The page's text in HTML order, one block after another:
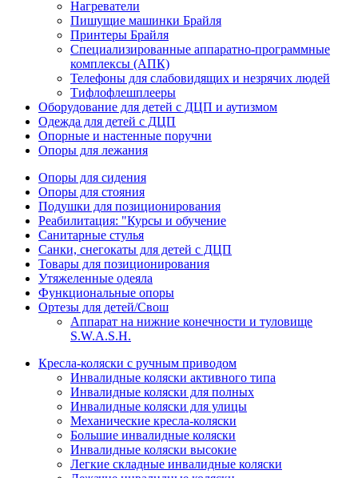
Нагреватели
Пишущие машинки Брайля
Принтеры Брайля
Специализированные аппаратно-программные
комплексы (АПК)
Телефоны для слабовидящих и незрячих людей
Тифлофлешплееры
Оборудование для детей с ДЦП и аутизмом
Одежда для детей с ДЦП
Опорные и настенные поручни
Опоры для лежания
Опоры для сидения
Опоры для стояния
Подушки для позиционирования
Реабилитация: "Курсы и обучение
Санитарные стулья
Санки, снегокаты для детей с ДЦП
Товары для позиционирования
Утяжеленные одеяла
Функциональные опоры
Ортезы для детей/Свош
Аппарат на нижние конечности и туловище
S.W.A.S.H.
Кресла-коляски с ручным приводом
Инвалидные коляски активного типа
Инвалидные коляски для полных
Инвалидные коляски для улицы
Механические кресла-коляски
Большие инвалидные коляски
Инвалидные коляски высокие
Легкие складные инвалидные коляски